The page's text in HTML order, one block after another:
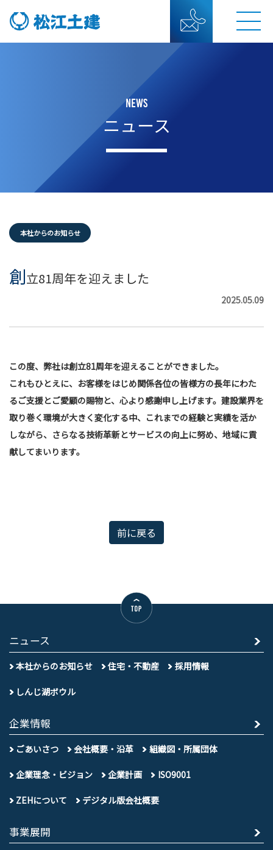
NEWS
ニュース
本社からのお知らせ
創立81周年を迎えました
2025.05.09
この度、弊社は創立81周年を迎えることができました。
これもひとえに、お客様をはじめ関係各位の皆様方の長年にわた
るご支援とご愛顧の賜物と、心より感謝申し上げます。 建設業界を
取り巻く環境が大きく変化する中、これまでの経験と実績を活か
しながら、さらなる技術革新とサービスの向上に努め、地域に貢
献してまいります。
前に戻る
ニュース
本社からのお知らせ 住宅・不動産 採用情報
しんじ湖ボウル
企業情報
ごあいさつ 会社概要・沿革 組織図・所属団体
企業理念・ビジョン 企業計画 ISO9001
ZEHについて デジタル版会社概要
事業展開